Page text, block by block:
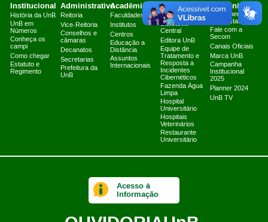
Institucional
História da UnB
UnB em
Números
Conheça os
campi
Como chegar
Estatuto e
Regimento
Administrativo
Reitoria
Vice-Reitoria
Conselhos e
câmaras
Decanatos
Secretarias
Prefeitura da
UnB
Acadêmico
Faculdades
Institutos
Centros
Educação a
Distância
Assuntos
Internacionais
Serviços
Arquivo Central
Biblioteca
Central
Editora UnB
Equipe de
Tratamento e
Resposta a
Incidentes
Cibernéticos
Fazenda Água
Limpa
Hospital
Universitário
Hospitais
Veterinários
Restaurante
Universitário
Comunicação
Atendimento a
Jornalistas
Fale com a
Secom
Canais Oficiais
Marca UnB
Campanha
Institucional
2025
Planner 2024
UnB TV
Acesso à
Informação